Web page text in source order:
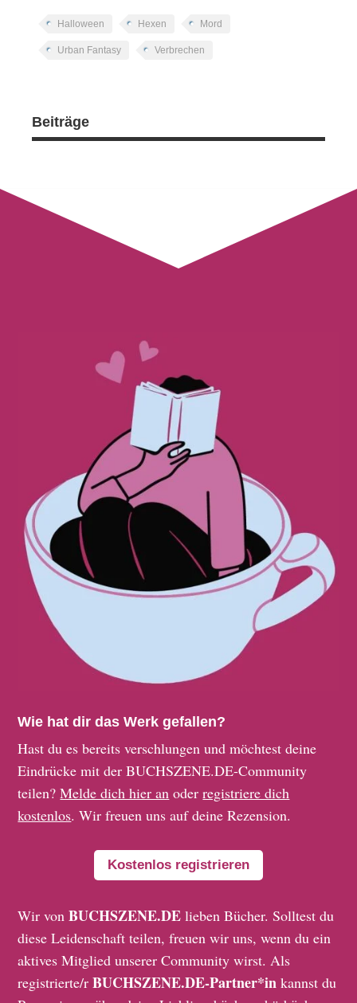
Halloween Hexen Mord
Urban Fantasy Verbrechen
Beiträge
Wie hat dir das Werk gefallen?
Hast du es bereits verschlungen und möchtest deine
Eindrücke mit der BUCHSZENE.DE-Community
teilen?Melde dich hier an oderregistriere dich
kostenlos. Wir freuen uns auf deine Rezension.
Kostenlos registrieren
Wir vonBUCHSZENE.DE lieben Bücher. Solltest du
diese Leidenschaft teilen, freuen wir uns, wenn du ein
aktives Mitglied unserer Community wirst. Als
registrierte/rBUCHSZENE.DE-Partner*in kannst du